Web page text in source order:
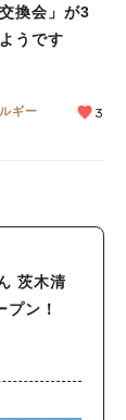
換会」が3
うです
ギー 3
茨木清
ン！